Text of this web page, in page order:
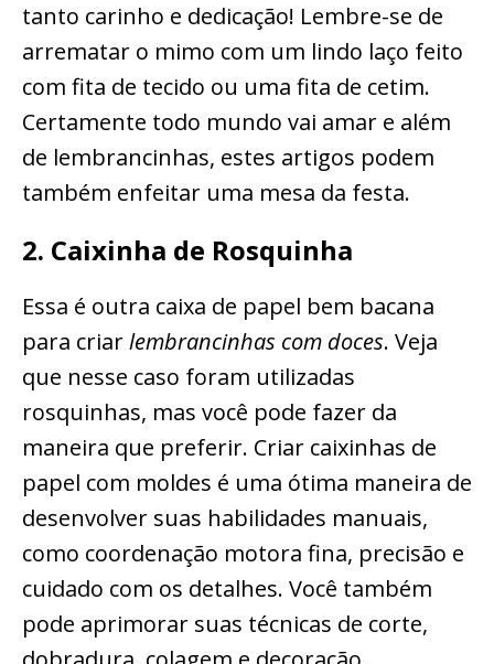
tanto carinho e dedicação! Lembre-se de
arrematar o mimo com um lindo laço feito
com fita de tecido ou uma fita de cetim.
Certamente todo mundo vai amar e além
de lembrancinhas, estes artigos podem
também enfeitar uma mesa da festa.
2. Caixinha de Rosquinha
Essa é outra caixa de papel bem bacana
para criarlembrancinhas com doces. Veja
que nesse caso foram utilizadas
rosquinhas, mas você pode fazer da
maneira que preferir. Criar caixinhas de
papel com moldes é uma ótima maneira de
desenvolver suas habilidades manuais,
como coordenação motora fina, precisão e
cuidado com os detalhes. Você também
pode aprimorar suas técnicas de corte,